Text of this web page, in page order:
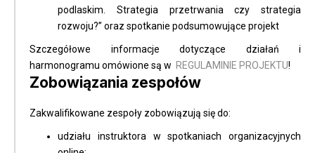
podlaskim. Strategia przetrwania czy strategia
rozwoju?” oraz spotkanie podsumowujące projekt
Szczegółowe informacje dotyczące działań i
harmonogramu omówione są w REGULAMINIE PROJEKTU!
Zobowiązania zespołów
Zakwalifikowane zespoły zobowiązują się do:
udziału instruktora w spotkaniach organizacyjnych